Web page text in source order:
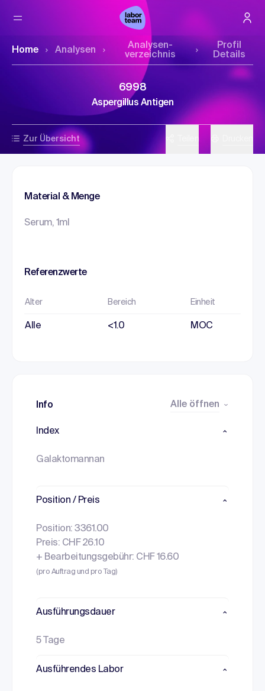
Home Analysen
Analysen­
verzeichnis
Profil
Details
Zur Übersicht
6998
Aspergillus Antigen
Material & Menge
Serum, 1ml
Referenzwerte
Alter Bereich Einheit
Alle <1.0 MOC
Info Alle öffnen
Index
Galaktomannan
Position / Preis
Position: 3361.00
Preis: CHF 26.10
+ Bearbeitungsgebühr: CHF 16.60
(pro Auftrag und pro Tag)
Ausführungsdauer
5 Tage
Ausführendes Labor